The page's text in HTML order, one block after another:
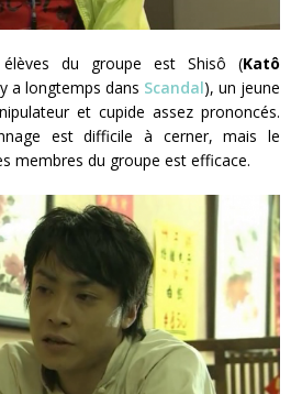
du groupe est Shisô (Katô
a longtemps dans Scandal), un jeune
et cupide assez prononcés.
est difficile à cerner, mais le
membres du groupe est efficace.